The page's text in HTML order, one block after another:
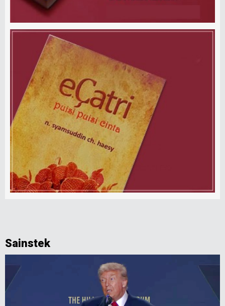
Sainstek